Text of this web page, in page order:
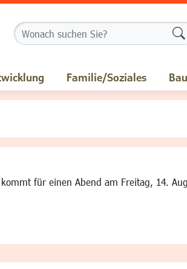
Familie/Soziales
für einen Abend am Freitag, 14.